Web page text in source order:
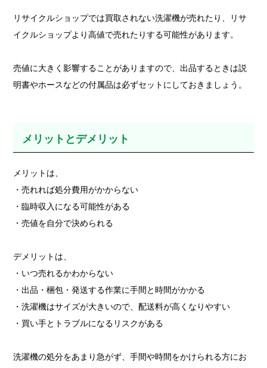
リサイクルショップでは買取されない洗濯機が売れたり、リサ
イクルショップより高値で売れたりする可能性があります。
売値に大きく影響することがありますので、出品するときは説
明書やホースなどの付属品は必ずセットにしておきましょう。
メリットとデメリット
メリットは、
・売れれば処分費用がかからない
・臨時収入になる可能性がある
・売値を自分で決められる
デメリットは、
・いつ売れるかわからない
・出品・梱包・発送する作業に手間と時間がかかる
・洗濯機はサイズが大きいので、配送料が高くなりやすい
・買い手とトラブルになるリスクがある
洗濯機の処分をあまり急がず、手間や時間をかけられる方にお